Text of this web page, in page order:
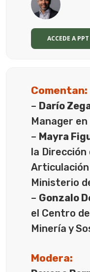
ACCEDE A PPT
Comentan:
– Darío
Manager
– Mayra
la Dirección
Ministerio
– Gonzalo
el Centro
Minería y
Modera: